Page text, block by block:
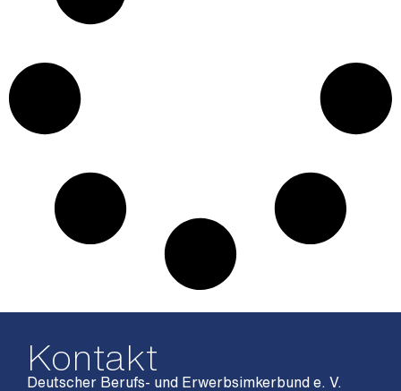
Kontakt
Deutscher Berufs- und Erwerbsimkerbund e. V.